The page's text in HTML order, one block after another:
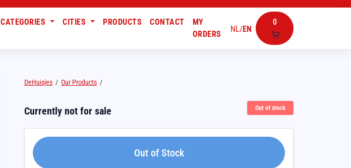
NL/EN
0
CATEGORIES CITIES PRODUCTS CONTACT
MY
ORDERS
DeHuisjes / Our Products /
Currently not for sale Out of stock
Out of Stock